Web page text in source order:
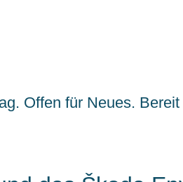
Offen für Neues.